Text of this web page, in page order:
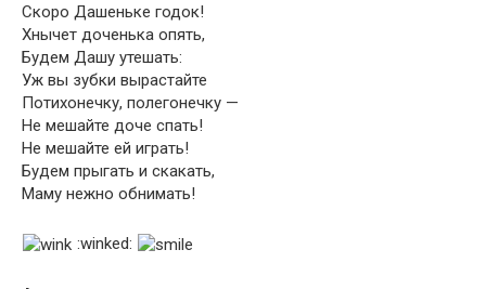
Скоро Дашеньке годок!
Хнычет доченька опять,
Будем Дашу утешать:
Уж вы зубки вырастайте
Потихонечку, полегонечку —
Не мешайте доче спать!
Не мешайте ей играть!
Будем прыгать и скакать,
Маму нежно обнимать!
:winked: